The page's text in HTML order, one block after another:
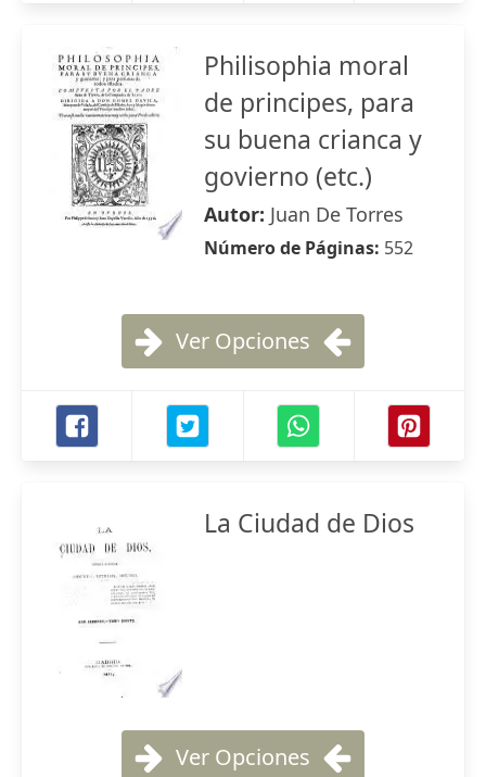
Philisophia moral
de principes, para
su buena crianca y
govierno (etc.)
Autor: Juan De Torres
Número de Páginas: 552
Ver Opciones
La Ciudad de Dios
Ver Opciones